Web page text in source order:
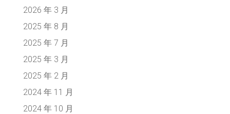
2026 年 3 月
2025 年 8 月
2025 年 7 月
2025 年 3 月
2025 年 2 月
2024 年 11 月
2024 年 10 月